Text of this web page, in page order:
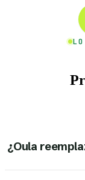
¿Oula